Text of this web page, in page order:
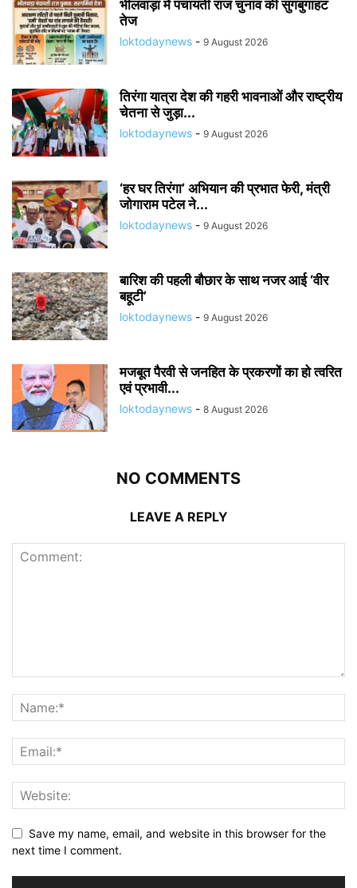
भीलवाड़ा में पंचायती राज चुनाव की सुगबुगाहट
तेज
loktodaynews - 9 August 2026
तिरंगा यात्रा देश की गहरी भावनाओं और राष्ट्रीय
चेतना से जुड़ा...
loktodaynews - 9 August 2026
‘हर घर तिरंगा’ अभियान की प्रभात फेरी, मंत्री
जोगाराम पटेल ने...
loktodaynews - 9 August 2026
बारिश की पहली बौछार के साथ नजर आई ‘वीर
बहूटी’
loktodaynews - 9 August 2026
मजबूत पैरवी से जनहित के प्रकरणों का हो त्वरित
एवं प्रभावी...
loktodaynews - 8 August 2026
NO COMMENTS
LEAVE A REPLY
Save my name, email, and website in this browser for the
next time I comment.